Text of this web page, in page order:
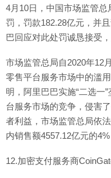
4月10日，中国市场监管
罚，罚款182.28亿元，并
巴回应对此处罚诚恳接受，
市场监管总局自2020年12
零售平台服务市场中的滥
明，阿里巴巴实施“二选一
台服务市场的竞争，侵害
者利益，市场监管总局依
内销售额4557.12亿元的4%
12.加密支付服务商